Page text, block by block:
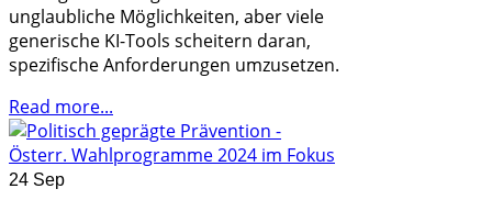
unglaubliche Möglichkeiten, aber viele
generische KI-Tools scheitern daran,
spezifische Anforderungen umzusetzen.
Read more...
24 Sep